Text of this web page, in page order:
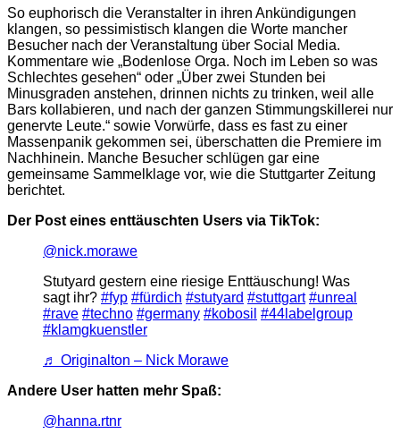
So euphorisch die Veranstalter in ihren Ankündigungen
klangen, so pessimistisch klangen die Worte mancher
Besucher nach der Veranstaltung über Social Media.
Kommentare wie „Bodenlose Orga. Noch im Leben so was
Schlechtes gesehen“ oder „Über zwei Stunden bei
Minusgraden anstehen, drinnen nichts zu trinken, weil alle
Bars kollabieren, und nach der ganzen Stimmungskillerei nur
genervte Leute.“ sowie Vorwürfe, dass es fast zu einer
Massenpanik gekommen sei, überschatten die Premiere im
Nachhinein. Manche Besucher schlügen gar eine
gemeinsame Sammelklage vor, wie die Stuttgarter Zeitung
berichtet.
Der Post eines enttäuschten Users via TikTok:
@nick.morawe
Stutyard gestern eine riesige Enttäuschung! Was
sagt ihr? #fyp #fürdich #stutyard #stuttgart #unreal
#rave #techno #germany #kobosil #44labelgroup
#klamgkuenstler
♬ Originalton – Nick Morawe
Andere User hatten mehr Spaß:
@hanna.rtnr